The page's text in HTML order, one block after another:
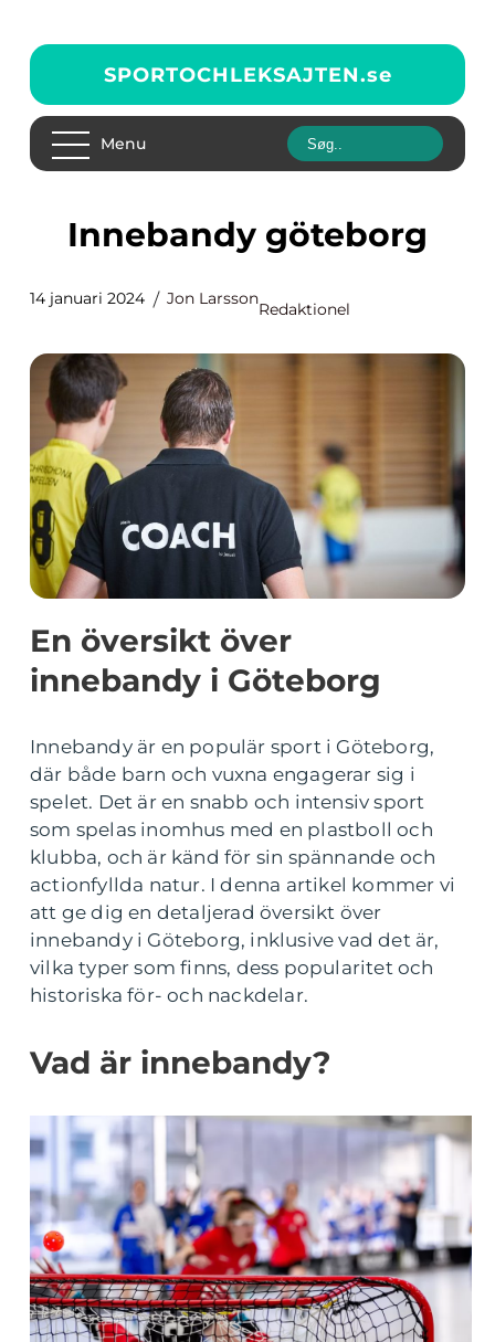
SPORTOCHLEKSAJTEN.se
Menu
innebandy göteborg
14 januari 2024 Jon Larsson
Redaktionel
En översikt över
innebandy i Göteborg
Innebandy är en populär sport i Göteborg,
där både barn och vuxna engagerar sig i
spelet. Det är en snabb och intensiv sport
som spelas inomhus med en plastboll och
klubba, och är känd för sin spännande och
actionfyllda natur. I denna artikel kommer vi
att ge dig en detaljerad översikt över
innebandy i Göteborg, inklusive vad det är,
vilka typer som finns, dess popularitet och
historiska för- och nackdelar.
Vad är innebandy?